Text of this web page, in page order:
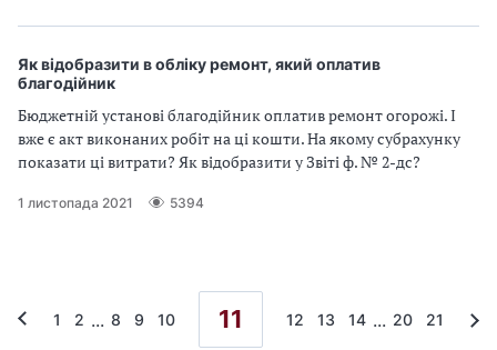
Як відобразити в обліку ремонт, який оплатив
благодійник
Бюджетній установі благодійник оплатив ремонт огорожі. І
вже є акт виконаних робіт на ці кошти. На якому субрахунку
показати ці витрати? Як відобразити у Звіті ф. № 2-дс?
1 листопада 2021 5394
1 2 ... 8 9 10 11 12 13 14 ... 20 21